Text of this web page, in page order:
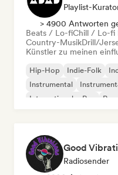
Playlist-
> 4900 Antworten
Beats / Lo-fiChill / Lo-fi
Country-MusikDrill/
Künstler zu meinen
Hip-Hop Indie-Folk
Instrumental
Internationaler Rap
Rap
Good
Radiosender